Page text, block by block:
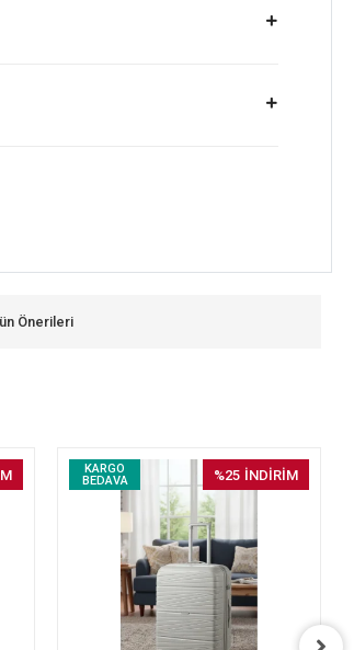
Önerileri
KARGO
BEDAVA
%25 İNDİRİM